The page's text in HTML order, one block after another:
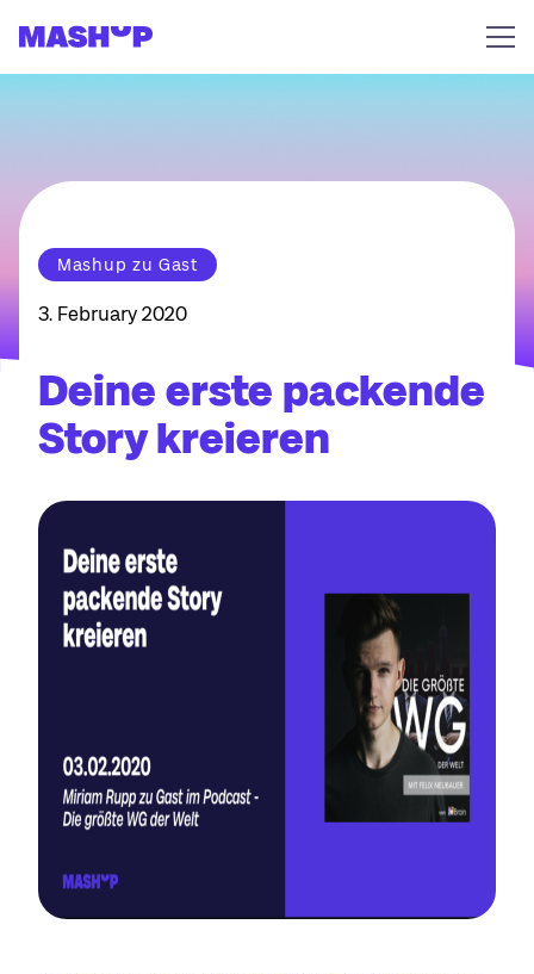
Mashup zu Gast
3. February 2020
Deine erste packende
Story kreieren